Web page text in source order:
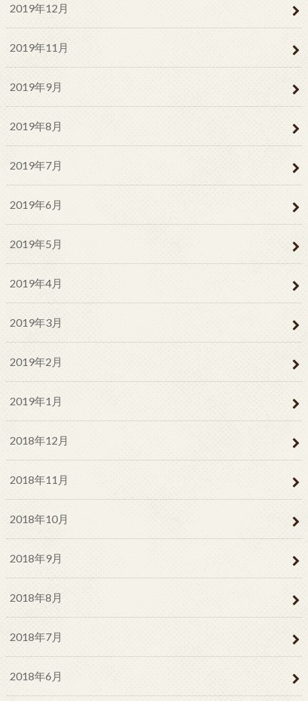
2019年12月
2019年11月
2019年9月
2019年8月
2019年7月
2019年6月
2019年5月
2019年4月
2019年3月
2019年2月
2019年1月
2018年12月
2018年11月
2018年10月
2018年9月
2018年8月
2018年7月
2018年6月